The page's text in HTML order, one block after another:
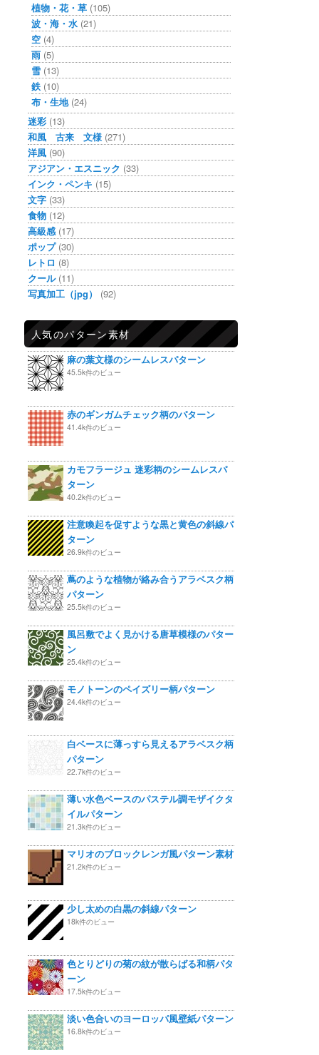
植物・花・草 (105)
波・海・水 (21)
空 (4)
雨 (5)
雪 (13)
鉄 (10)
布・生地(24)
迷彩 (13)
和風 古来 文様 (271)
洋風 (90)
アジアン・エスニック (33)
インク・ペンキ (15)
文字 (33)
食物 (12)
高級感 (17)
ポップ(30)
レトロ (8)
クール(11)
写真加工（jpg）
(92)
人気のパターン素材
麻の葉文様のシームレスパターン
45.5k件のビュー
赤のギンガムチェック柄のパターン
41.4k件のビュー
カモフラージュ 迷彩柄のシームレスパ
ターン
40.2k件のビュー
注意喚起を促すような黒と黄色の斜線パ
ターン
26.9k件のビュー
蔦のような植物が絡み合うアラベスク柄
パターン
25.5k件のビュー
風呂敷でよく見かける唐草模様のパター
ン
25.4k件のビュー
モノトーンのペイズリー柄パターン
24.4k件のビュー
白ベースに薄っすら見えるアラベスク柄
パターン
22.7k件のビュー
薄い水色ベースのパステル調モザイクタ
イルパターン
21.3k件のビュー
マリオのブロックレンガ風パターン素材
21.2k件のビュー
少し太めの白黒の斜線パターン
18k件のビュー
色とりどりの菊の紋が散らばる和柄パタ
ーン
17.5k件のビュー
淡い色合いのヨーロッパ風壁紙パターン
16.8k件のビュー